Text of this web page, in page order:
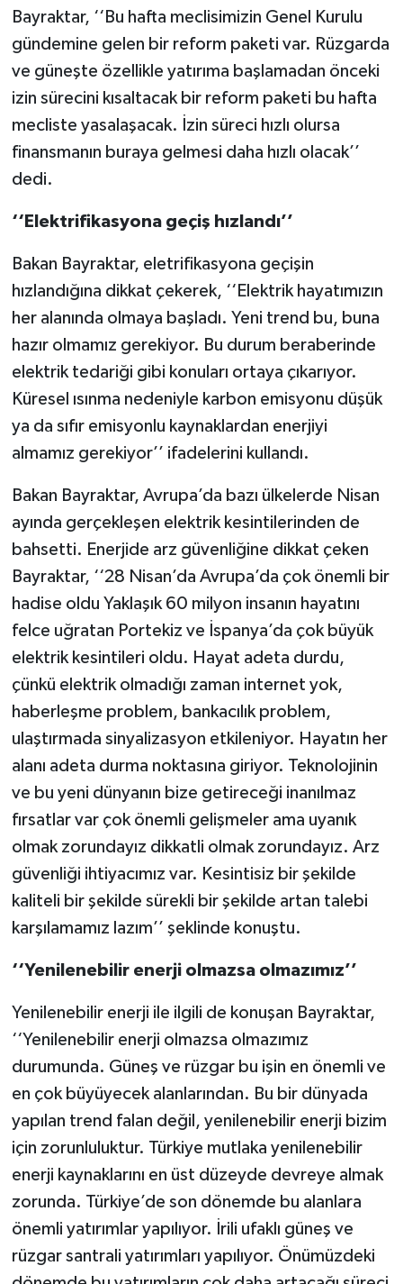
Bayraktar, ‘‘Bu hafta meclisimizin Genel Kurulu
gündemine gelen bir reform paketi var. Rüzgarda
ve güneşte özellikle yatırıma başlamadan önceki
izin sürecini kısaltacak bir reform paketi bu hafta
mecliste yasalaşacak. İzin süreci hızlı olursa
finansmanın buraya gelmesi daha hızlı olacak’’
dedi.
‘‘Elektrifikasyona geçiş hızlandı’’
Bakan Bayraktar, eletrifikasyona geçişin
hızlandığına dikkat çekerek, ‘‘Elektrik hayatımızın
her alanında olmaya başladı. Yeni trend bu, buna
hazır olmamız gerekiyor. Bu durum beraberinde
elektrik tedariği gibi konuları ortaya çıkarıyor.
Küresel ısınma nedeniyle karbon emisyonu düşük
ya da sıfır emisyonlu kaynaklardan enerjiyi
almamız gerekiyor’’ ifadelerini kullandı.
Bakan Bayraktar, Avrupa’da bazı ülkelerde Nisan
ayında gerçekleşen elektrik kesintilerinden de
bahsetti. Enerjide arz güvenliğine dikkat çeken
Bayraktar, ‘‘28 Nisan’da Avrupa’da çok önemli bir
hadise oldu Yaklaşık 60 milyon insanın hayatını
felce uğratan Portekiz ve İspanya’da çok büyük
elektrik kesintileri oldu. Hayat adeta durdu,
çünkü elektrik olmadığı zaman internet yok,
haberleşme problem, bankacılık problem,
ulaştırmada sinyalizasyon etkileniyor. Hayatın her
alanı adeta durma noktasına giriyor. Teknolojinin
ve bu yeni dünyanın bize getireceği inanılmaz
fırsatlar var çok önemli gelişmeler ama uyanık
olmak zorundayız dikkatli olmak zorundayız. Arz
güvenliği ihtiyacımız var. Kesintisiz bir şekilde
kaliteli bir şekilde sürekli bir şekilde artan talebi
karşılamamız lazım’’ şeklinde konuştu.
‘‘Yenilenebilir enerji olmazsa olmazımız’’
Yenilenebilir enerji ile ilgili de konuşan Bayraktar,
‘‘Yenilenebilir enerji olmazsa olmazımız
durumunda. Güneş ve rüzgar bu işin en önemli ve
en çok büyüyecek alanlarından. Bu bir dünyada
yapılan trend falan değil, yenilenebilir enerji bizim
için zorunluluktur. Türkiye mutlaka yenilenebilir
enerji kaynaklarını en üst düzeyde devreye almak
zorunda. Türkiye’de son dönemde bu alanlara
önemli yatırımlar yapılıyor. İrili ufaklı güneş ve
rüzgar santrali yatırımları yapılıyor. Önümüzdeki